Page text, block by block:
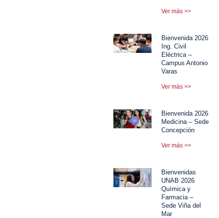
Ver más >>
Bienvenida 2026
Ing. Civil
Eléctrica –
Campus Antonio
Varas
Ver más >>
Bienvenida 2026
Medicina – Sede
Concepción
Ver más >>
Bienvenidas
UNAB 2026
Química y
Farmacia –
Sede Viña del
Mar